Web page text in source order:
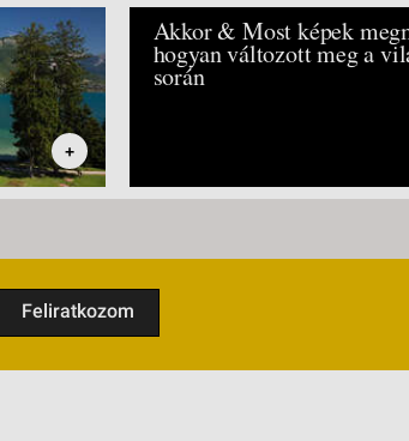
+
Akkor & Most képek
hogyan változott meg a
során
Feliratkozom